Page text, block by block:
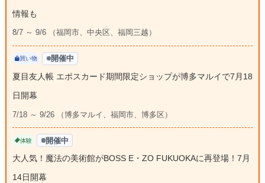
情報も
8/7 ～ 9/6 （福岡市、中央区、福岡三越）
買い物 開催中
夏目友人帳 エポスカード期間限定ショップが博多マルイで7月18
日開幕
7/18 ～ 9/26 （博多マルイ、福岡市、博多区）
体験 開催中
大人気！魔法の美術館がBOSS E・ZO FUKUOKAに再登場！7月
14日開幕